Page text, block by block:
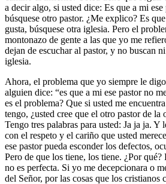
a decir algo, si usted dice: Es que a mi ese
búsquese otro pastor. ¿Me explico? Es
gusta, búsquese otra iglesia. Pero el
montonazo de gente a las que yo me
dejan de escuchar al pastor, y no buscan
iglesia.
Ahora, el problema que yo siempre le
alguien dice: “es que a mi ese pastor no
es el problema? Que si usted me
tengo, ¿usted cree que el otro pastor de la
Tengo tres palabras para usted: Ja ja ja. Y
con el respeto y el cariño que usted
ese pastor pueda esconder los defectos,
Pero de que los tiene, los tiene. ¿Por
no es perfecta. Si yo me decepcionara o
del Señor, por las cosas que los